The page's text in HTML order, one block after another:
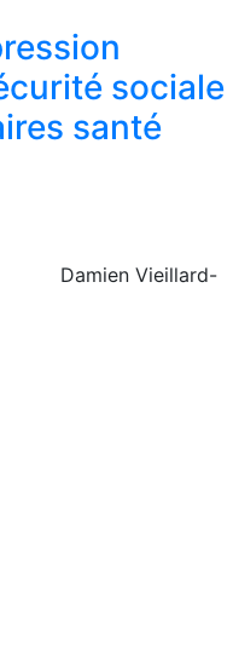
sociale
santé
Damien Vieillard-